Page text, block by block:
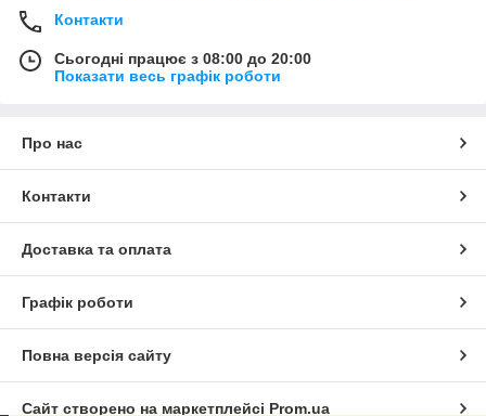
Контакти
Сьогодні працює з 08:00 до 20:00
Показати весь графік роботи
Про нас
Контакти
Доставка та оплата
Графік роботи
Повна версія сайту
Сайт створено на маркетплейсі Prom.ua